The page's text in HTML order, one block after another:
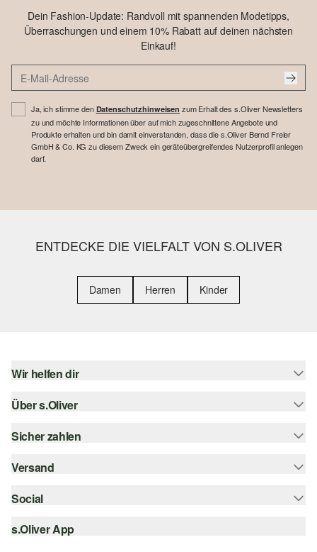
Dein Fashion-Update: Randvoll mit spannenden Modetipps,
Überraschungen und einem 10% Rabatt auf deinen nächsten
Einkauf!
Ja, ich stimme den Datenschutzhinweisen zum Erhalt des s.Oliver Newsletters
zu und möchte Informationen über auf mich zugeschnittene Angebote und
Produkte erhalten und bin damit einverstanden, dass die s.Oliver Bernd Freier
GmbH & Co. KG zu diesem Zweck ein geräteübergreifendes Nutzerprofil anlegen
darf.
ENTDECKE DIE VIELFALT VON S.OLIVER
Damen Herren Kinder
Wir helfen dir
Hilfe & FAQ
Größenberatung
Top-Kategorien
Bestellung widerrufen
Über s.Oliver
s.Oliver Magazin
Whatsapp
s.Oliver Group
Sicher zahlen
Rechnung
Kreditkarte
Versand
Sendungsverfolgung
DHL
Social
instagram
s.Oliver App